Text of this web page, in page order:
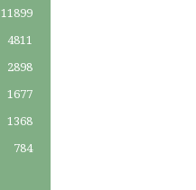
11899
4811
2898
1677
1368
784